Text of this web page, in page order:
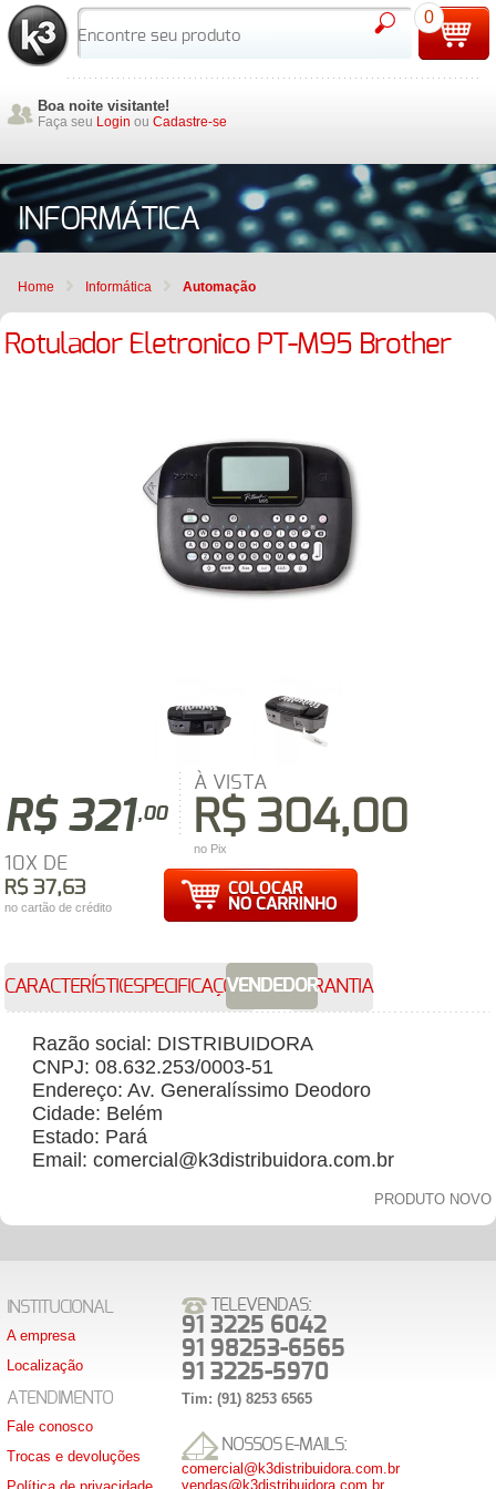
Boa noite visitante!
Faça seu Login ou Cadastre-se
0
INFORMÁTICA
Home Informática Automação
Rotulador Eletronico PT-M95 Brother
R$ 321,00
À VISTA
R$ 304,00
no Pix
10X DE
R$ 37,63
no cartão de crédito
CARACTERÍSTICASESPECIFICAÇÕESVENDEDORGARANTIA
Razão social: DISTRIBUIDORA
CNPJ: 08.632.253/0003-51
Endereço: Av. Generalíssimo Deodoro
Cidade: Belém
Estado: Pará
Email: comercial@k3distribuidora.com.br
PRODUTO NOVO
INSTITUCIONAL
A empresa
Localização
ATENDIMENTO
Fale conosco
Trocas e devoluções
TELEVENDAS:
91 3225 6042
91 98253-6565
91 3225-5970
Tim: (91) 8253 6565
NOSSOS E-MAILS:
comercial@k3distribuidora.com.br
vendas@k3distribuidora.com.br